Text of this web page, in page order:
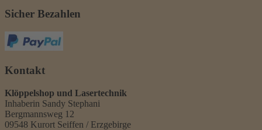
Sicher Bezahlen
Kontakt
Klöppelshop und Lasertechnik
Inhaberin Sandy Stephani
Bergmannsweg 12
09548 Kurort Seiffen / Erzgebirge